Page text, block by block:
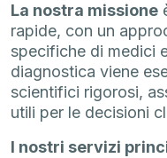
La nostra missione
rapide, con un
specifiche di medici
diagnostica viene
scientifici rigorosi,
utili per le decisioni
I nostri servizi